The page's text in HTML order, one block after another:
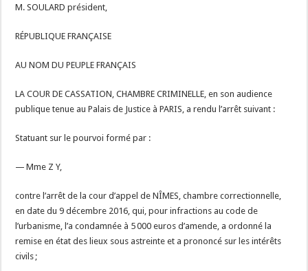
M. SOULARD président,
RÉPUBLIQUE FRANÇAISE
AU NOM DU PEUPLE FRANÇAIS
LA COUR DE CASSATION, CHAMBRE CRIMINELLE, en son audience
publique tenue au Palais de Justice à PARIS, a rendu l’arrêt suivant :
Statuant sur le pourvoi formé par :
— Mme Z Y,
contre l’arrêt de la cour d’appel de NÎMES, chambre correctionnelle,
en date du 9 décembre 2016, qui, pour infractions au code de
l’urbanisme, l’a condamnée à 5 000 euros d’amende, a ordonné la
remise en état des lieux sous astreinte et a prononcé sur les intérêts
civils ;